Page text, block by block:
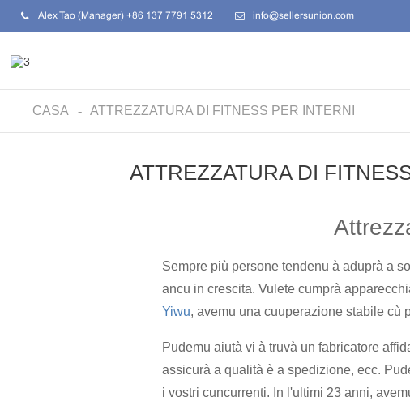
Alex Tao (Manager) +86 137 7791 5312 info@sellersunion.com
CASA ATTREZZATURA DI FITNESS PER INTERNI
ATTREZZATURA DI
Sempre più persone tendenu à aduprà a
ancu in crescita. Vulete cumprà
Yiwu, avemu una cuuperazione stabile cù
Pudemu aiutà vi à truvà un fabricatore
assicurà a qualità è a spedizione, ecc.
i vostri cuncurrenti. In l'ultimi 23 anni,